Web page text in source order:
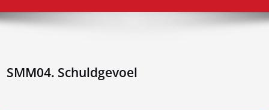
SMM04. Schuldgevoel